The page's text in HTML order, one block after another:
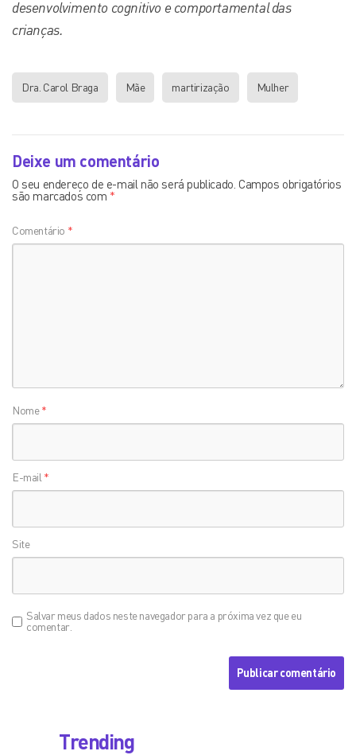
desenvolvimento cognitivo e comportamental das
crianças.
Dra. Carol Braga Mãe martirização Mulher
Deixe um comentário
O seu endereço de e-mail não será publicado. Campos obrigatórios
são marcados com *
Comentário *
Nome*
E-mail *
Site
Salvar meus dados neste navegador para a próxima vez que eu
comentar.
Trending